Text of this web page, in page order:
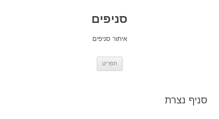
סניפים
איתור סניפים
תפריט
סניף נצרת